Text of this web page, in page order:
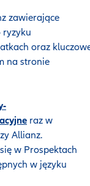
zawierające
ryzyku
oraz
na stronie
raz w
Allianz.
w Prospektach
w języku